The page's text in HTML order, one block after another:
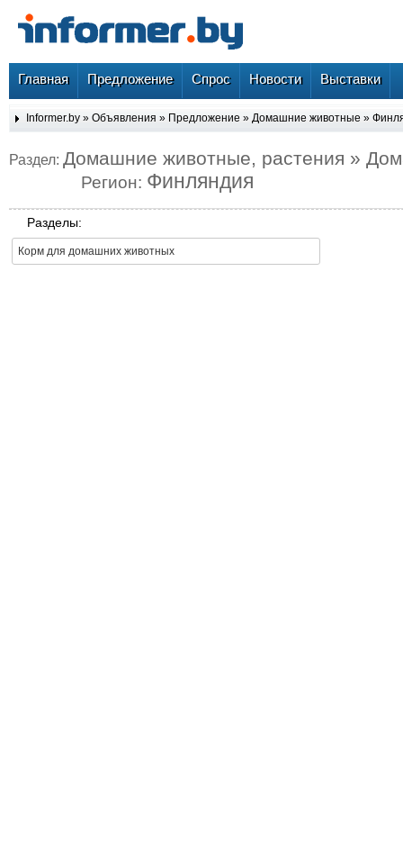
Главная Предложение Спрос Новости Выставки
Informer.by » Объявления » Предложение » Домашние животные »
Раздел: Домашние животные, растения »
Регион: Финляндия
Разделы:
Корм для домашних животных